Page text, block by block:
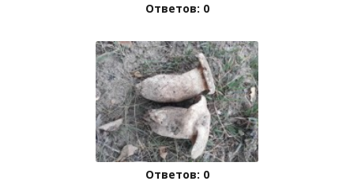
Ответов: 0
Ответов: 0